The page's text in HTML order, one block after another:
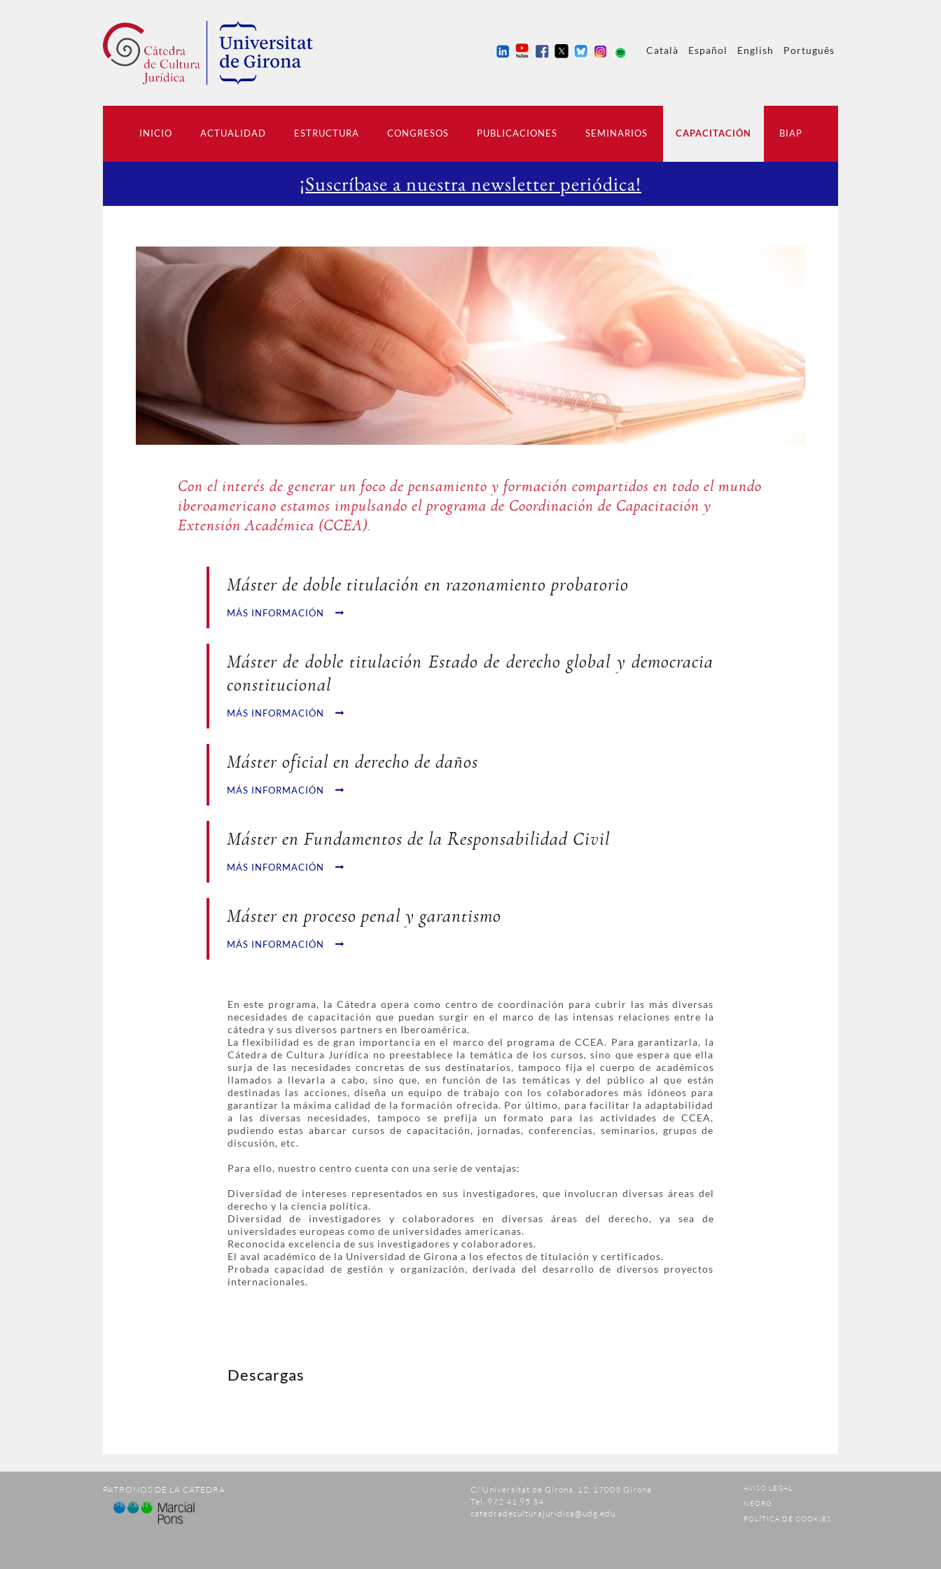
Català Español English Português
INICIO ACTUALIDAD ESTRUCTURA CONGRESOS PUBLICACIONES SEMINARIOS CAPACITACIÓN BIAP
¡Suscríbase a nuestra newsletter periódica!
Con el interés de generar un foco de pensamiento y formación compartidos en todo el mundo
iberoamericano estamos impulsando el programa de Coordinación de Capacitación y
Extensión Académica (CCEA).
Máster de doble titulación en razonamiento probatorio
MÁS INFORMACIÓN
Máster de doble titulación Estado de derecho global y democracia
constitucional
MÁS INFORMACIÓN
Máster oficial en derecho de daños
MÁS INFORMACIÓN
Máster en Fundamentos de la Responsabilidad Civil
MÁS INFORMACIÓN
Máster en proceso penal y garantismo
MÁS INFORMACIÓN
En este programa, la Cátedra opera como centro de coordinación para cubrir las más diversas
necesidades de capacitación que puedan surgir en el marco de las intensas relaciones entre la
cátedra y sus diversos partners en Iberoamérica.
La flexibilidad es de gran importancia en el marco del programa de CCEA. Para garantizarla, la
Cátedra de Cultura Jurídica no preestablece la temática de los cursos, sino que espera que ella
surja de las necesidades concretas de sus destinatarios, tampoco fija el cuerpo de académicos
llamados a llevarla a cabo, sino que, en función de las temáticas y del público al que están
destinadas las acciones, diseña un equipo de trabajo con los colaboradores más idóneos para
garantizar la máxima calidad de la formación ofrecida. Por último, para facilitar la adaptabilidad
a las diversas necesidades, tampoco se prefija un formato para las actividades de CCEA,
pudiendo estas abarcar cursos de capacitación, jornadas, conferencias, seminarios, grupos de
discusión, etc.
Para ello, nuestro centro cuenta con una serie de ventajas:
Diversidad de intereses representados en sus investigadores, que involucran diversas áreas del
derecho y la ciencia política.
Diversidad de investigadores y colaboradores en diversas áreas del derecho, ya sea de
universidades europeas como de universidades americanas.
Reconocida excelencia de sus investigadores y colaboradores.
El aval académico de la Universidad de Girona a los efectos de titulación y certificados.
Probada capacidad de gestión y organización, derivada del desarrollo de diversos proyectos
internacionales.
Descargas
PATRONOS DE LA CÁTEDRA
C/ Universitat de Girona, 12, 17003 Girona
Tel. 972 41 95 34
catedradeculturajuridica@udg.edu
AVISO LEGAL
NEORG
POLÍTICA DE COOKIES